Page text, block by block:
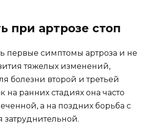
при артрозе стоп
первые симптомы артроза и не
тяжелых изменений,
болезни второй и третьей
на ранних стадиях она часто
а на поздних борьба с
затруднительной.